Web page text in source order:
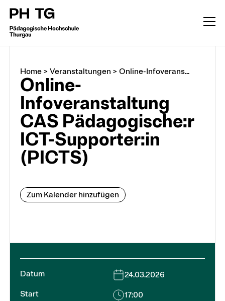
Home> Veranstaltungen > Online-Infoverans...
Online-
Infoveranstaltung
CAS Pädagogische:r
ICT-Supporter:in
(PICTS)
Zum Kalender hinzufügen
24.03.2026
17:00